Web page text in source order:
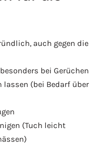
auch gegen die
bei Gerüchen
lassen (bei Bedarf über
(Tuch leicht